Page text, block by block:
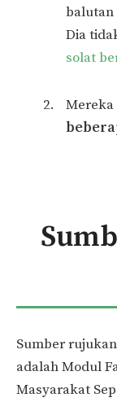
balutan
Dia
solat
Mereka
Sumber
adalah Modul
Masyarakat